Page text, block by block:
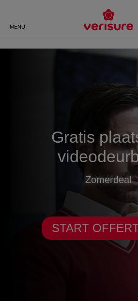
WERKEN BIJ
VERISURE
MENU
Gratis
Zomerdeal
START